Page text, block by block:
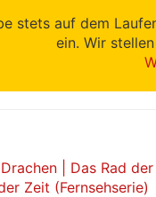
stets auf dem
ein. Wir
| Das Rad
Zeit (Fernsehserie)